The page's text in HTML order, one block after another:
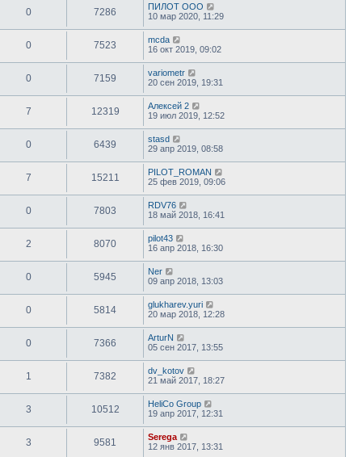
0 7286
ПИЛОТ ООО
10 мар 2020, 11:29
0 7523
mcda
16 окт 2019, 09:02
0 7159
variometr
20 сен 2019, 19:31
7 12319
Алексей 2
19 июл 2019, 12:52
0 6439
stasd
29 апр 2019, 08:58
7 15211
PILOT_ROMAN
25 фев 2019, 09:06
0 7803
RDV76
18 май 2018, 16:41
2 8070
pilot43
16 апр 2018, 16:30
0 5945
Ner
09 апр 2018, 13:03
0 5814
glukharev.yuri
20 мар 2018, 12:28
0 7366
ArturN
05 сен 2017, 13:55
1 7382
dv_kotov
21 май 2017, 18:27
3 10512
HeliCo Group
19 апр 2017, 12:31
3 9581
Serega
12 янв 2017, 13:31